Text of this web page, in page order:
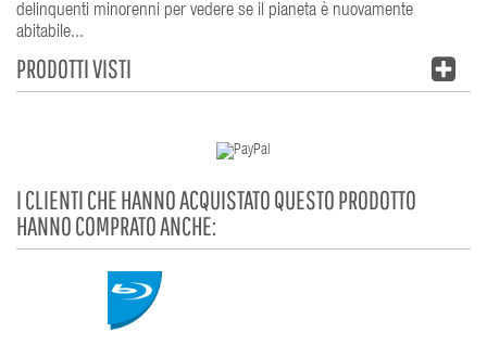
delinquenti minorenni per vedere se il pianeta è nuovamente
abitabile...
PRODOTTI VISTI
I CLIENTI CHE HANNO ACQUISTATO QUESTO PRODOTTO
HANNO COMPRATO ANCHE: